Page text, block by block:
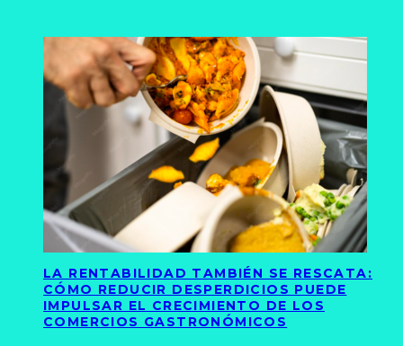
LA RENTABILIDAD TAMBIÉN SE RESCATA:
CÓMO REDUCIR DESPERDICIOS PUEDE
IMPULSAR EL CRECIMIENTO DE LOS
COMERCIOS GASTRONÓMICOS